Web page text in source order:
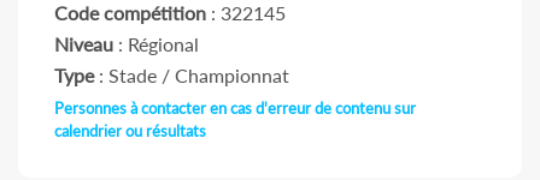
Code compétition : 322145
Niveau : Régional
Type: Stade / Championnat
Personnes à contacter en cas d'erreur de contenu sur
calendrier ou résultats